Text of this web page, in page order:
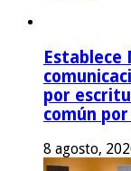
Establece
por
común
8 agosto,